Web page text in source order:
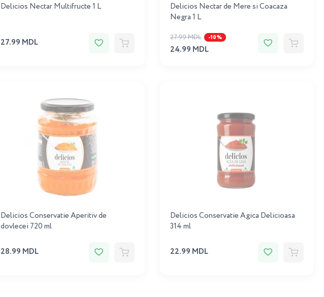
Delicios Nectar Multifructe 1 L
27.99 MDL
Delicios Nectar de Mere si Cоacaza
Negra 1 L
27.99 MDL -10%
24.99 MDL
Delicios Conservatie Aperitiv de
dovlecei 720 ml
28.99 MDL
Delicios Conservatie Agica Delicioasa
314 ml
22.99 MDL